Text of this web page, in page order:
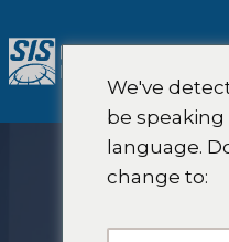
ン
テ
We've
be
language.
change to: